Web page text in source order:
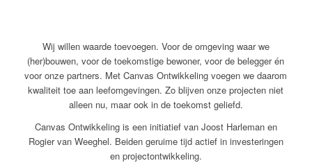
Wij willen waarde toevoegen. Voor de omgeving waar we
(her)bouwen, voor de toekomstige bewoner, voor de belegger én
voor onze partners. Met Canvas Ontwikkeling voegen we daarom
kwaliteit toe aan leefomgevingen. Zo blijven onze projecten niet
alleen nu, maar ook in de toekomst geliefd.
Canvas Ontwikkeling is een initiatief van Joost Harleman en
Rogier van Weeghel. Beiden geruime tijd actief in investeringen
en projectontwikkeling.